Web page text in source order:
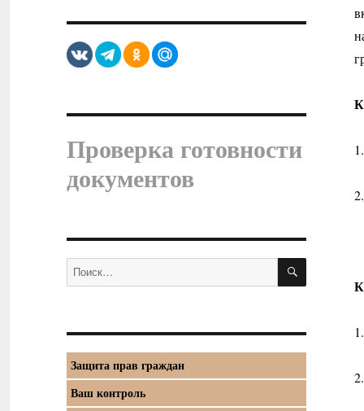
Проверка готовности
документов
Искать: ПОИСК
Защита прав граждан
Ваш контроль